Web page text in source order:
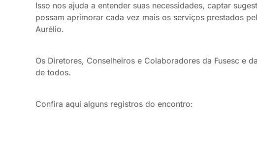
Isso nos ajuda a entender suas necessidades, captar
possam aprimorar cada vez mais os serviços prestados
Aurélio.
Os Diretores, Conselheiros e Colaboradores da Fusesc e
de todos.
Confira aqui alguns registros do encontro: